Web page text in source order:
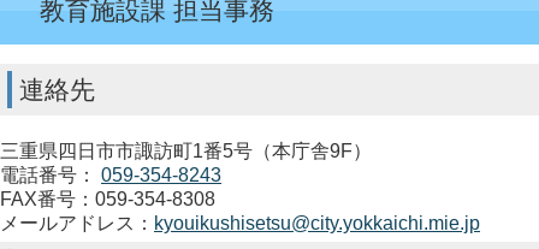
教育施設課 担当事務
連絡先
三重県四日市市諏訪町1番5号（本庁舎9F）
電話番号： 059-354-8243
FAX番号：059-354-8308
メールアドレス： kyouikushisetsu@city.yokkaichi.mie.jp